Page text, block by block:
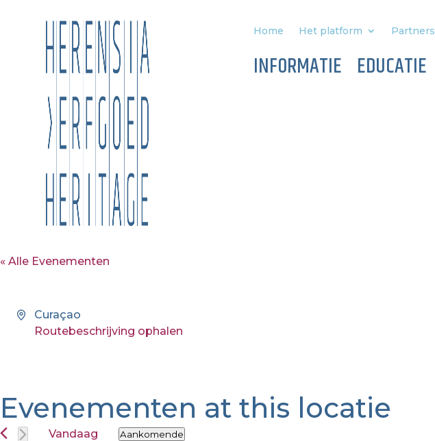
Home Het platform Partners
INFORMATIE EDUCATIE
« Alle Evenementen
AdresCuraçao
Routebeschrijving ophalen
Evenementen at this locatie
Vandaag Aankomende